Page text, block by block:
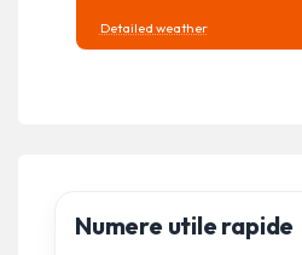
Detailed weather
Numere utile rapide